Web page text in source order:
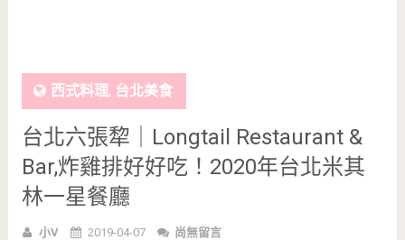
西式料理, 台北美食
台北六張犂｜Longtail Restaurant &
Bar,炸雞排好好吃！2020年台北米其
林一星餐廳
小V 2019-04-07 尚無留言